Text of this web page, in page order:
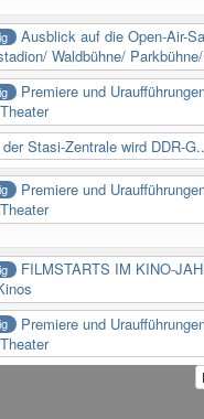
Ausblick auf die Open-Air-
Waldbühne/
Premiere und
der Stasi-Zentrale wird DDR-
Premiere und
FILMSTARTS IM KINO-
Premiere und